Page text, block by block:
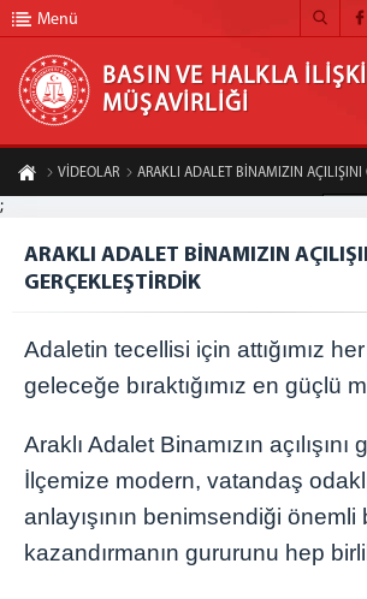
BASIN VE HALKLA İLİŞKİLER
ANA SAYFA
MÜŞAVİRLİĞİMİZ
HABER ARŞİVİ
FOTOĞRAF ARŞİVİ
GÖRÜNTÜLÜ HABER
İLETİŞİM
Menü
BASIN VE HALKLA
MÜŞAVİRLİĞİ
VİDEOLAR ARAKLI ADALET BİNAMIZIN AÇILIŞINI
;
ARAKLI ADALET BİNAMIZIN
GERÇEKLEŞTİRDİK
Adaletin tecellisi için attığımız her
geleceğe bıraktığımız en güçlü
Araklı Adalet Binamızın
İlçemize modern, vatandaş
anlayışının benimsendiği önemli
kazandırmanın gururunu hep